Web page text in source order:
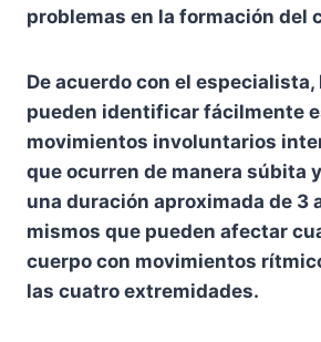
problemas en la formación del
De acuerdo con el especialista,
pueden identificar fácilmente
movimientos involuntarios
que ocurren de manera súbita
una duración aproximada de 3
mismos que pueden afectar
cuerpo con movimientos
las cuatro extremidades.